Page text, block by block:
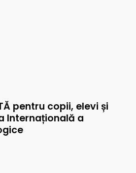
pentru copii, elevi și
Internațională a